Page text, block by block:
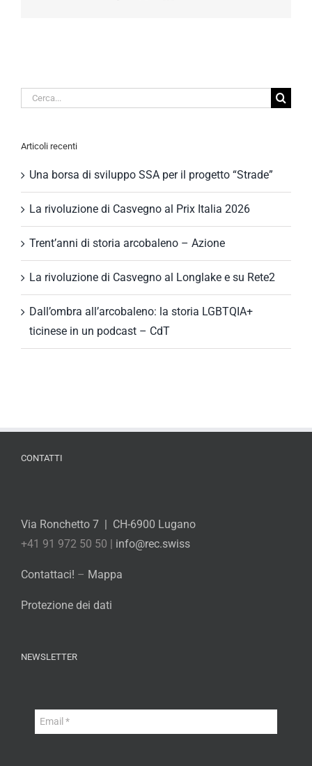
Cerca
Articoli recenti
Una borsa di sviluppo SSA per il progetto “Strade”
La rivoluzione di Casvegno al Prix Italia 2026
Trent’anni di storia arcobaleno – Azione
La rivoluzione di Casvegno al Longlake e su Rete2
Dall’ombra all’arcobaleno: la storia LGBTQIA+
ticinese in un podcast – CdT
CONTATTI
Via Ronchetto 7 | CH-6900 Lugano
+41 91 972 50 50 | info@rec.swiss
Contattaci! – Mappa
Protezione dei dati
NEWSLETTER